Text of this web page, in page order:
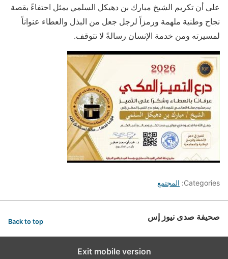
على أن تكريم الشيخ مبارك بن دهيكل السلمي يمثل احتفاءً بقصة
نجاح وطنية ملهمة ورمزاً لرجل جعل من البذل والعطاء عنواناً
لمسيرته ومن خدمة الإنسان رسالةً لا تتوقف.
Categories: المجتمع
صحيفة صدى نيوز إس Back to top
Exit mobile version